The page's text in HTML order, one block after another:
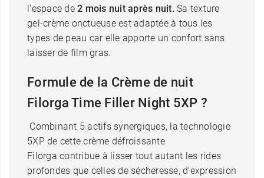
l'espace de2 mois nuit après nuit. Sa texture
gel-crème onctueuse est adaptée à tous les
types de peau car elle apporte un confort sans
laisser de film gras.
Formule de la Crème de nuit
Filorga Time Filler Night 5XP ?
Combinant 5 actifs synergiques, la technologie
5XP de cette crème défroissante
Filorga contribue à lisser tout autant les rides
profondes que celles de sécheresse, d'expression